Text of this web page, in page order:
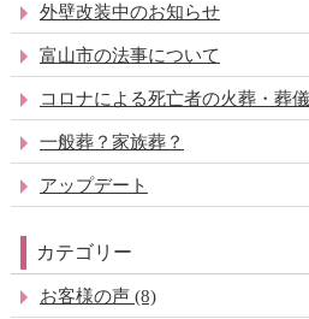
外壁改装中のお知らせ
富山市の法事について
コロナによる死亡者の火葬・葬
一般葬？家族葬？
アップデート
カテゴリー
お客様の声 (8)